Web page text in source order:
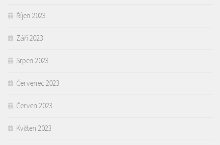
Říjen 2023
Září 2023
Srpen 2023
Červenec 2023
Červen 2023
Květen 2023